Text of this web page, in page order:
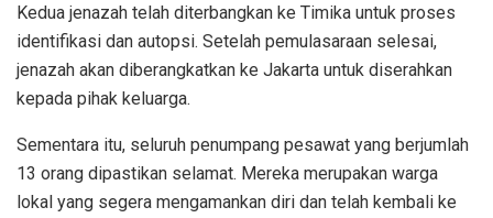
Kedua jenazah telah diterbangkan ke Timika untuk proses
identifikasi dan autopsi. Setelah pemulasaraan selesai,
jenazah akan diberangkatkan ke Jakarta untuk diserahkan
kepada pihak keluarga.
Sementara itu, seluruh penumpang pesawat yang berjumlah
13 orang dipastikan selamat. Mereka merupakan warga
lokal yang segera mengamankan diri dan telah kembali ke